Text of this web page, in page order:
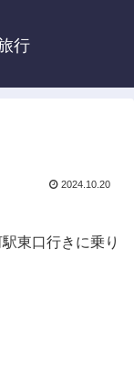
行
2024.10.20
東口行きに乗り